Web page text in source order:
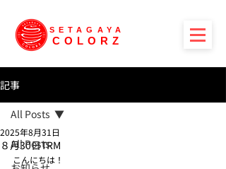
SETAGAYA
COLORZ
記事
All Posts
All Posts
８月30日TRM
2025年8月31日
こんにちは！